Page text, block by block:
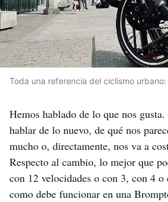
Toda una referencia del ciclismo
Hemos hablado de lo que nos
hablar de lo nuevo, de qué nos
mucho o, directamente, nos va a
Respecto al cambio, lo mejor que
con 12 velocidades o con 3, con 4
como debe funcionar en una